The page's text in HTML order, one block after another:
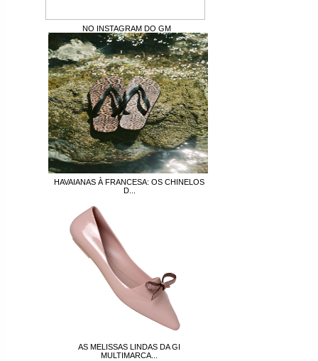
NO INSTAGRAM DO GM
HAVAIANAS À FRANCESA: OS CHINELOS
D...
AS MELISSAS LINDAS DA GI
MULTIMARCA...